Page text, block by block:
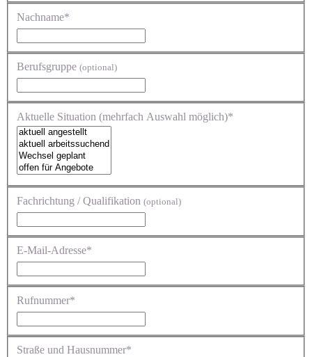
Nachname*
Berufsgruppe (optional)
Aktuelle Situation (mehrfach Auswahl möglich)*
Fachrichtung / Qualifikation (optional)
E-Mail-Adresse*
Rufnummer*
Straße und Hausnummer*